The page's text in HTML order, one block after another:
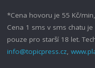
*Cena hovoru je 55 Kč/
Cena 1 sms v sms chatu
pouze pro starší 18 let.
info@topicpress.cz,